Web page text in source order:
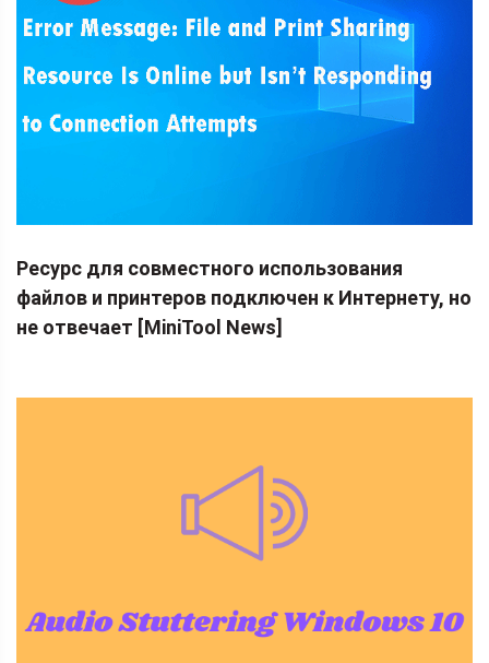
Ресурс для совместного использования
файлов и принтеров подключен к Интернету, но
не отвечает [MiniTool News]